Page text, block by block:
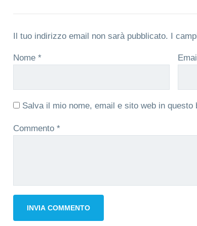
Il tuo indirizzo email non sarà pubblicato. I
Nome *
Salva il mio nome, email e sito web in
Commento *